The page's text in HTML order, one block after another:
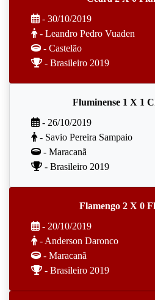
- 30/10/2019
- Leandro Pedro Vuaden
- Castelão
- Brasileiro 2019
Fluminense 1 X 1
- 26/10/2019
- Savio Pereira Sampaio
- Maracanã
- Brasileiro 2019
Flamengo 2 X 0
- 20/10/2019
- Anderson Daronco
- Maracanã
- Brasileiro 2019